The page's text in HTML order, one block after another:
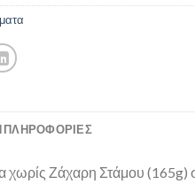
ΠΛΗΡΟΦΟΡΊΕΣ
Ζάχαρη Στάμου (165g)